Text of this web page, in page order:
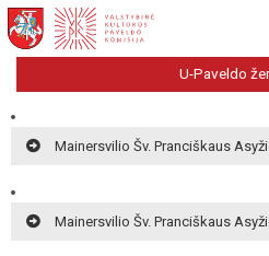
U-Paveldo
Mainersvilio Šv. Pranciškaus
Mainersvilio Šv. Pranciškaus